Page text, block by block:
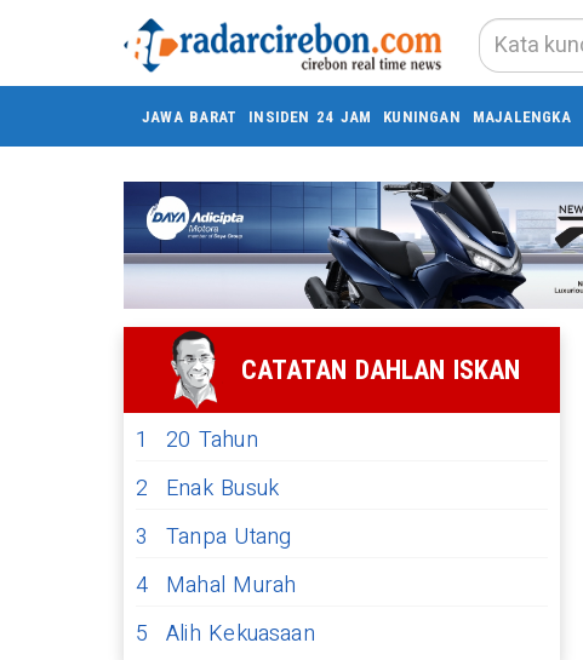
JAWA BARAT INSIDEN 24 JAM KUNINGAN MAJALENGKA
CATATAN DAHLAN ISKAN
1
20 Tahun
2
Enak Busuk
3
Tanpa Utang
4 Mahal Murah
5 Alih Kekuasaan